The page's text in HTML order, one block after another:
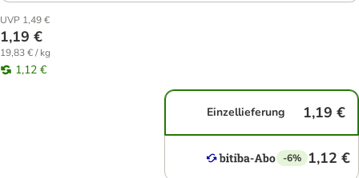
UVP 1,49 €
1,19 €
19,83 € / kg
1,12 €
Einzellieferung 1,19 €
-6% 1,12 €